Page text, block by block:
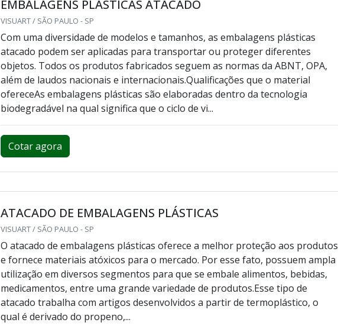
EMBALAGENS PLÁSTICAS ATACADO
VISUART / SÃO PAULO - SP
Com uma diversidade de modelos e tamanhos, as embalagens plásticas
atacado podem ser aplicadas para transportar ou proteger diferentes
objetos. Todos os produtos fabricados seguem as normas da ABNT, OPA,
além de laudos nacionais e internacionais.Qualificações que o material
ofereceAs embalagens plásticas são elaboradas dentro da tecnologia
biodegradável na qual significa que o ciclo de vi...
Cotar agora
ATACADO DE EMBALAGENS PLÁSTICAS
VISUART / SÃO PAULO - SP
O atacado de embalagens plásticas oferece a melhor proteção aos produtos
e fornece materiais atóxicos para o mercado. Por esse fato, possuem ampla
utilização em diversos segmentos para que se embale alimentos, bebidas,
medicamentos, entre uma grande variedade de produtos.Esse tipo de
atacado trabalha com artigos desenvolvidos a partir de termoplástico, o
qual é derivado do propeno,...